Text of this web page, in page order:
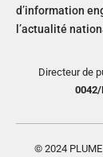
d’information
l’actualité
Directeur de
© 2024